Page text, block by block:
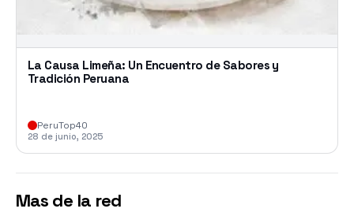
La Causa Limeña: Un Encuentro de Sabores y
Tradición Peruana
PeruTop40
28 de junio, 2025
Mas de la red